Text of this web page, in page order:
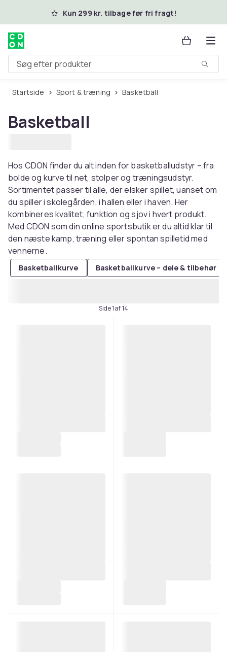
Spring til hovedindhold
Kun 299 kr. tilbage før fri fragt!
Søg efter produkter
Startside Sport & træning Basketball
Basketball
Hos CDON finder du alt inden for basketballudstyr – fra
bolde og kurve til net, stolper og træningsudstyr.
Sortimentet passer til alle, der elsker spillet, uanset om
du spiller i skolegården, i hallen eller i haven. Her
kombineres kvalitet, funktion og sjov i hvert produkt.
Med CDON som din online sportsbutik er du altid klar til
den næste kamp, ​​træning eller spontan spilletid med
vennerne.
Basketballkurve Basketballkurve – dele & tilbehør
Side 1 af 14